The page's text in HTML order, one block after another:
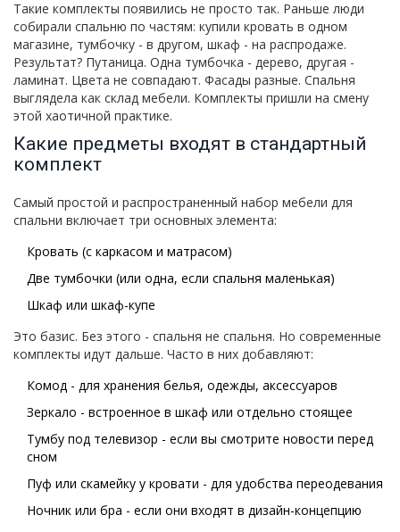
Такие комплекты появились не просто так. Раньше люди
собирали спальню по частям: купили кровать в одном
магазине, тумбочку - в другом, шкаф - на распродаже.
Результат? Путаница. Одна тумбочка - дерево, другая -
ламинат. Цвета не совпадают. Фасады разные. Спальня
выглядела как склад мебели. Комплекты пришли на смену
этой хаотичной практике.
Какие предметы входят в стандартный
комплект
Самый простой и распространенный набор мебели для
спальни включает три основных элемента:
Кровать (с каркасом и матрасом)
Две тумбочки (или одна, если спальня маленькая)
Шкаф или шкаф-купе
Это базис. Без этого - спальня не спальня. Но современные
комплекты идут дальше. Часто в них добавляют:
Комод - для хранения белья, одежды, аксессуаров
Зеркало - встроенное в шкаф или отдельно стоящее
Тумбу под телевизор - если вы смотрите новости перед
сном
Пуф или скамейку у кровати - для удобства переодевания
Ночник или бра - если они входят в дизайн-концепцию